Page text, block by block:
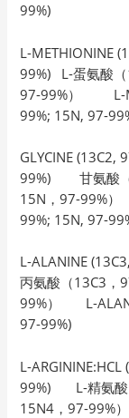
99%)
L-METHIONINE
99%) L-蛋氨酸（
97-99%） L-
99%; 15N, 97-
GLYCINE (13C2,
99%) 甘氨酸（
15N，97-99%
99%; 15N, 97-
L-ALANINE
丙氨酸（13C3，
99%） L-
97-99%)
L-
99%) L-精氨酸
15N4，97-99%